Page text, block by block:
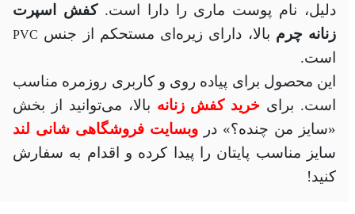
دلیل، نام پوست ماری را دارا است.کفش اسپرت
زنانه چرم بالا، دارای زیره‌ای مستحکم از جنس PVC
است.
این محصول برای پیاده روی و کاربری روزمره مناسب
است. برای خرید کفش زنانه بالا، می‌توانید از بخش
«سایز من چنده؟» در وبسایت فروشگاهی شانی لند
سایز مناسب پایتان را پیدا کرده و اقدام به سفارش
کنید!